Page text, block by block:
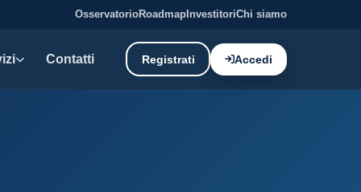
OsservatorioRoadmap InvestitoriChi siamo
Contatti Registrati Accedi